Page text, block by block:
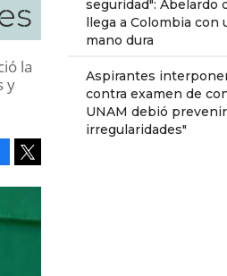
seguridad": Abelardo
llega a Colombia
mano dura
Aspirantes
contra examen de
UNAM debió
irregularidades"
la
y